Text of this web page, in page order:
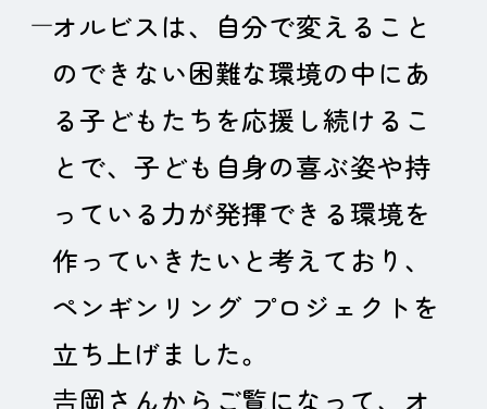
オルビスは、自分で変えること
のできない困難な環境の中にあ
る子どもたちを応援し続けるこ
とで、子ども自身の喜ぶ姿や持
っている力が発揮できる環境を
作っていきたいと考えており、
ペンギンリング プロジェクトを
立ち上げました。
𠮷岡さんからご覧になって、オ